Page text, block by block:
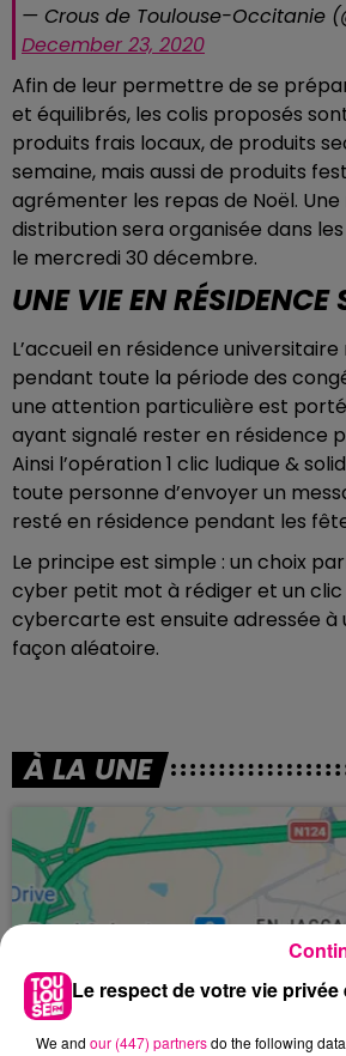
— Crous de Toulouse-Occitanie
December 23, 2020
Afin de leur permettre de se
et équilibrés, les colis proposés
produits frais locaux, de produits
semaine, mais aussi de produits
agrémenter les repas de Noël. Une
distribution sera organisée dans
le mercredi 30 décembre.
UNE VIE EN RÉSIDENCE
L’accueil en résidence
pendant toute la période des
une attention particulière est
ayant signalé rester en résidence
Ainsi l’opération 1 clic ludique &
toute personne d’envoyer un
resté en résidence pendant les
Le principe est simple : un choix
cyber petit mot à rédiger et un clic
cybercarte est ensuite adressée à
façon aléatoire.
À LA UNE
Le respect de votre vie
We and our (447) partnersdo the following